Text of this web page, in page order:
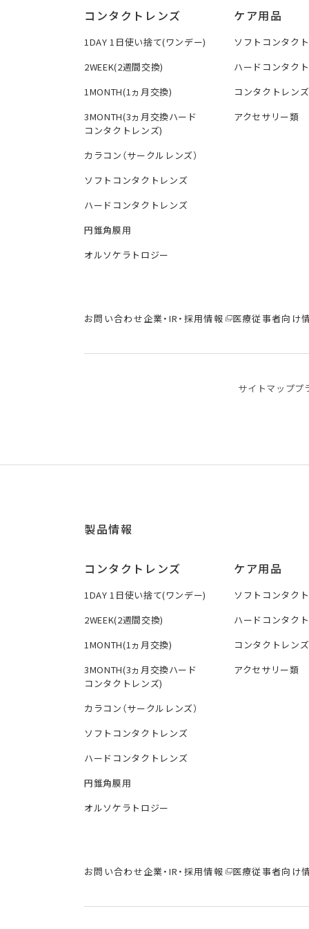
コンタクトレンズ
1DAY 1日使い捨て(ワンデー)
2WEEK(2週間交換)
1MONTH(1ヵ月交換)
3MONTH(3ヵ月交換ハード
コンタクトレンズ)
カラコン（サークルレンズ）
ソフトコンタクトレンズ
ハードコンタクトレンズ
円錐角膜用
オルソケラトロジー
ケア用品
ソフトコンタク
ハードコンタク
コンタクトレン
アクセサリー類
お問い合わせ企業・IR・採用情報 医療従事者向け
サイトマッププ
製品情報
コンタクトレンズ
1DAY 1日使い捨て(ワンデー)
2WEEK(2週間交換)
1MONTH(1ヵ月交換)
3MONTH(3ヵ月交換ハード
コンタクトレンズ)
カラコン（サークルレンズ）
ソフトコンタクトレンズ
ハードコンタクトレンズ
円錐角膜用
オルソケラトロジー
ケア用品
ソフトコンタク
ハードコンタク
コンタクトレン
アクセサリー類
お問い合わせ企業・IR・採用情報 医療従事者向け